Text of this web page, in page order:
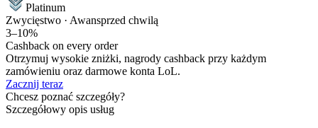
Platinum
Zwycięstwo · Awansprzed chwilą
3–10%
Cashback on every order
Otrzymuj wysokie zniżki, nagrody cashback przy każdym
zamówieniu oraz darmowe konta LoL.
Zacznij teraz
Chcesz poznać szczegóły?
Szczegółowy opis usług